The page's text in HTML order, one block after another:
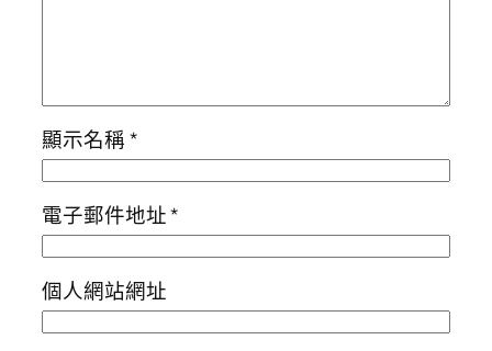
顯示名稱*
電子郵件地址*
個人網站網址